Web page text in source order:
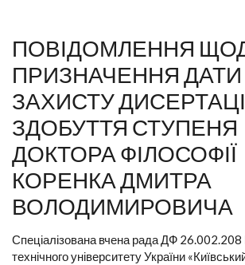
ПОВІДОМЛЕННЯ
ПРИЗНАЧЕННЯ ДАТИ
ЗАХИСТУ
ЗДОБУТТЯ СТУПЕНЯ
ДОКТОРА ФІЛОСОФІЇ
КОРЕНКА ДМИТРА
ВОЛОДИМИРОВИЧА
Спеціалізована вчена рада ДФ 26.002.208
технічного університету України